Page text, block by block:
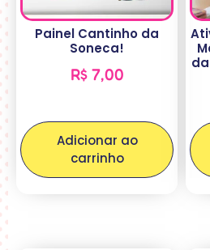
Painel Cantinho da
Soneca!
R$7,00
Adicionar ao
carrinho